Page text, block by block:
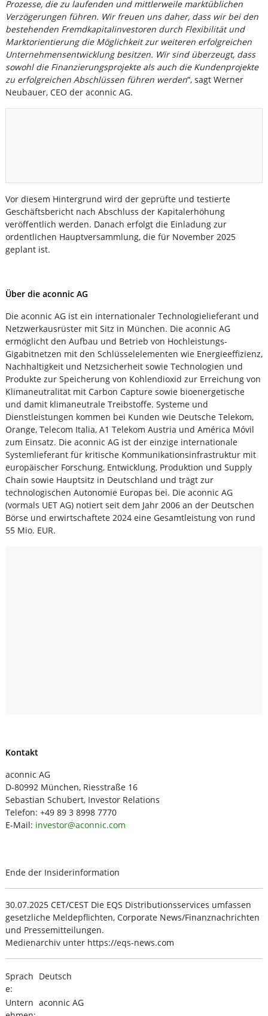
Prozesse, die zu laufenden und mittlerweile marktüblichen
Verzögerungen führen. Wir freuen uns daher, dass wir bei den
bestehenden Fremdkapitalinvestoren durch Flexibilität und
Marktorientierung die Möglichkeit zur weiteren erfolgreichen
Unternehmensentwicklung besitzen. Wir sind überzeugt, dass
sowohl die Finanzierungsprojekte als auch die Kundenprojekte
zu erfolgreichen Abschlüssen führen werden“, sagt Werner
Neubauer, CEO der aconnic AG.
Vor diesem Hintergrund wird der geprüfte und testierte
Geschäftsbericht nach Abschluss der Kapitalerhöhung
veröffentlich werden. Danach erfolgt die Einladung zur
ordentlichen Hauptversammlung, die für November 2025
geplant ist.
Über die aconnic AG
Die aconnic AG ist ein internationaler Technologielieferant und
Netzwerkausrüster mit Sitz in München. Die aconnic AG
ermöglicht den Aufbau und Betrieb von Hochleistungs-
Gigabitnetzen mit den Schlüsselelementen wie Energieeffizienz,
Nachhaltigkeit und Netzsicherheit sowie Technologien und
Produkte zur Speicherung von Kohlendioxid zur Erreichung von
Klimaneutralität mit Carbon Capture sowie bioenergetische
und damit klimaneutrale Treibstoffe. Systeme und
Dienstleistungen kommen bei Kunden wie Deutsche Telekom,
Orange, Telecom Italia, A1 Telekom Austria und América Móvil
zum Einsatz. Die aconnic AG ist der einzige internationale
Systemlieferant für kritische Kommunikationsinfrastruktur mit
europäischer Forschung, Entwicklung, Produktion und Supply
Chain sowie Hauptsitz in Deutschland und trägt zur
technologischen Autonomie Europas bei. Die aconnic AG
(vormals UET AG) notiert seit dem Jahr 2006 an der Deutschen
Börse und erwirtschaftete 2024 eine Gesamtleistung von rund
55 Mio. EUR.
Kontakt
aconnic AG
D-80992 München, Riesstraße 16
Sebastian Schubert, Investor Relations
Telefon: +49 89 3 8998 7770
E-Mail: investor@aconnic.com
Ende der Insiderinformation
30.07.2025 CET/CEST Die EQS Distributionsservices umfassen
gesetzliche Meldepflichten, Corporate News/Finanznachrichten
und Pressemitteilungen.
Medienarchiv unter https://eqs-news.com
Sprach
e:
Deutsch
Untern aconnic AG